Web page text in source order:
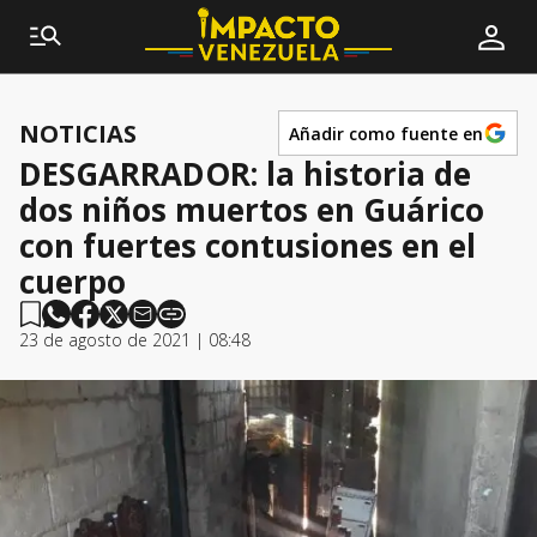
NOTICIAS Añadir como fuente en
DESGARRADOR: la historia de
dos niños muertos en Guárico
con fuertes contusiones en el
cuerpo
23 de agosto de 2021 | 08:48